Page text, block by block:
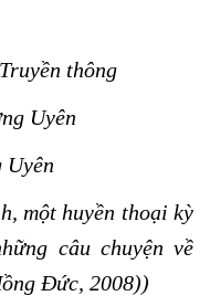
thông
Uyên
Uyên
một huyền thoại kỳ
câu chuyện về
Đức, 2008))